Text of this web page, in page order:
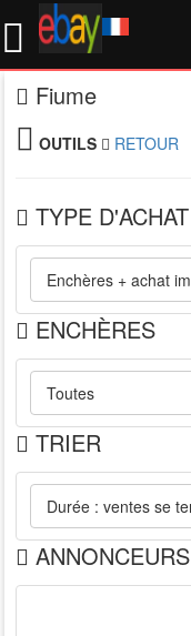
Fiume
OUTILS RETOUR
TYPE D'ACHAT
ENCHÈRES
TRIER
ANNONCEURS